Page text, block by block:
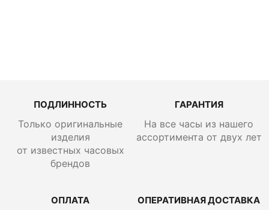
ПОДЛИННОСТЬ
Только оригинальные
изделия
от известных часовых
брендов
ГАРАНТИЯ
На все часы из нашего
ассортимента от двух лет
ОПЛАТА ОПЕРАТИВНАЯ ДОСТАВКА